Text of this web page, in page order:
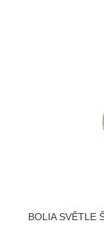
BOLIA SVĚTLE